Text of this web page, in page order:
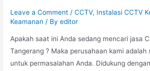
Leave a Comment /CCTV, Instalasi CCTV
Keamanan / Byeditor
Apakah saat ini Anda sedang mencari jasa
Tangerang ? Maka perusahaan kami
untuk permasalahan Anda. Didukung